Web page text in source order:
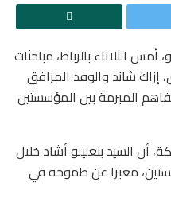
الثلاثاء بالرباط، مباحثات
إزاك شاند والوفد المرافق
المبرمة بين المؤسستين
أن السيد بنعليلو أشاد خلال
معبرا عن طموحه في